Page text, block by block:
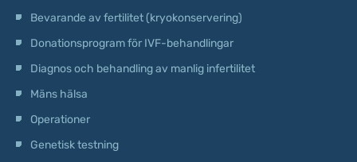
Bevarande av fertilitet (kryokonservering)
Donationsprogram för IVF-behandlingar
Diagnos och behandling av manlig infertilitet
Mäns hälsa
Operationer
Genetisk testning